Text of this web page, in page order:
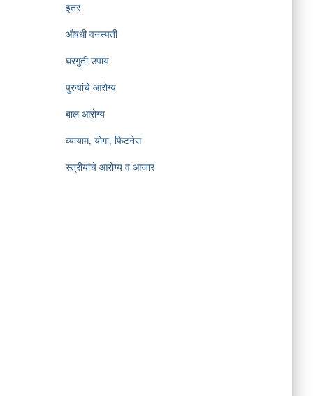
इतर
औषधी वनस्पती
घरगुती उपाय
पुरुषांचे आरोग्य
बाल आरोग्य
व्यायाम, योगा, फिटनेस
स्त्रीयांचे आरोग्य व आजार